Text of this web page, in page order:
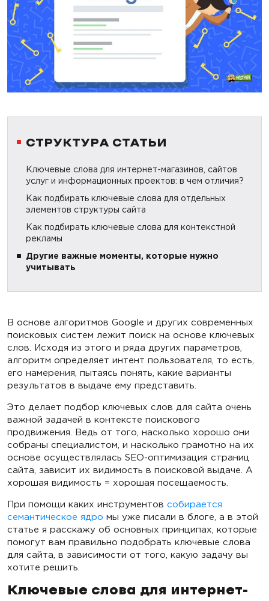
СТРУКТУРА СТАТЬИ
Ключевые слова для интернет-магазинов, сайтов
услуг и информационных проектов: в чем отличия?
Как подбирать ключевые слова для отдельных
элементов структуры сайта
Как подбирать ключевые слова для контекстной
рекламы
Другие важные моменты, которые нужно
учитывать
В основе алгоритмов Google и других современных
поисковых систем лежит поиск на основе ключевых
слов. Исходя из этого и ряда других параметров,
алгоритм определяет интент пользователя, то есть,
его намерения, пытаясь понять, какие варианты
результатов в выдаче ему представить.
Это делает подбор ключевых слов для сайта очень
важной задачей в контексте поискового
продвижения. Ведь от того, насколько хорошо они
собраны специалистом, и насколько грамотно на их
основе осуществлялась SEO-оптимизация страниц
сайта, зависит их видимость в поисковой выдаче. А
хорошая видимость = хорошая посещаемость.
При помощи каких инструментов собирается
семантическое ядро мы уже писали в блоге, а в этой
статье я расскажу об основных принципах, которые
помогут вам правильно подобрать ключевые слова
для сайта, в зависимости от того, какую задачу вы
хотите решить.
Ключевые слова для интернет-